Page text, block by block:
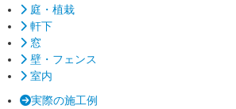
庭・植栽
軒下
窓
壁・フェンス
室内
実際の施工例